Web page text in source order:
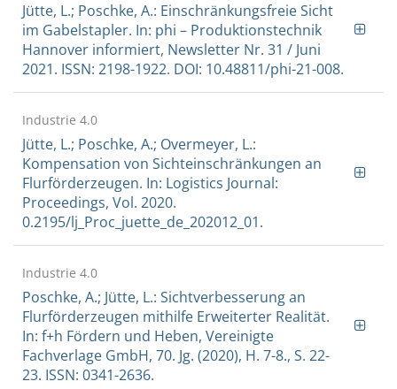
Jütte, L.; Poschke, A.: Einschränkungsfreie Sicht
im Gabelstapler. In: phi – Produktionstechnik
Hannover informiert, Newsletter Nr. 31 / Juni
2021. ISSN: 2198-1922. DOI: 10.48811/phi-21-008.
Industrie 4.0
Jütte, L.; Poschke, A.; Overmeyer, L.:
Kompensation von Sichteinschränkungen an
Flurförderzeugen. In: Logistics Journal:
Proceedings, Vol. 2020.
0.2195/lj_Proc_juette_de_202012_01.
Industrie 4.0
Poschke, A.; Jütte, L.: Sichtverbesserung an
Flurförderzeugen mithilfe Erweiterter Realität.
In: f+h Fördern und Heben, Vereinigte
Fachverlage GmbH, 70. Jg. (2020), H. 7-8., S. 22-
23. ISSN: 0341-2636.